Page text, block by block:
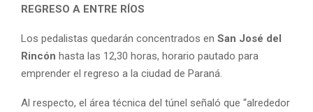
REGRESO A ENTRE RÍOS
Los pedalistas quedarán concentrados en San José del
Rincón hasta las 12,30 horas, horario pautado para
emprender el regreso a la ciudad de Paraná.
Al respecto, el área técnica del túnel señaló que “alrededor